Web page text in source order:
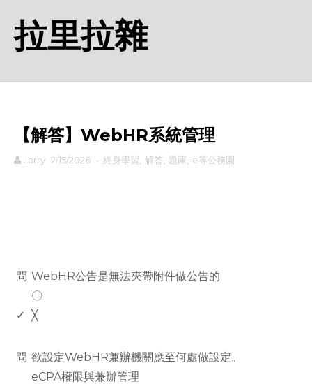
拉里拉雜
【解答】WebHR系統管理
Larry 2/15/2026 - 終身學習 解答 題庫 e等公務園
問 WebHR公告是無法夾帶附件做公告的
〇
✓ ╳
問 欲設定WebHR兼辦機關應至何處做設定。
eCPA權限與兼辦管理